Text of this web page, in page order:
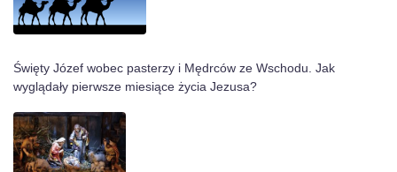
Święty Józef wobec pasterzy i Mędrców ze Wschodu. Jak
wyglądały pierwsze miesiące życia Jezusa?